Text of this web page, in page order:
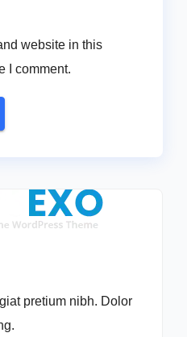
website in this
I comment.
pretium nibh. Dolor